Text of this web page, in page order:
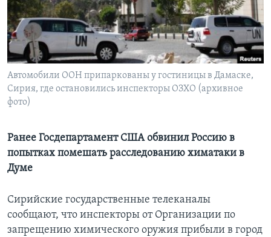
Learning English
СОЦИАЛЬНЫЕ СЕТИ
Автомобили ООН припаркованы у гостиницы в Дамаске,
Сирия, где остановились инспекторы ОЗХО (архивное
фото)
Ранее Госдепартамент США обвинил Россию в
попытках помешать расследованию химатаки в
Думе
Сирийские государственные телеканалы
сообщают, что инспекторы от Организации по
запрещению химического оружия прибыли в город